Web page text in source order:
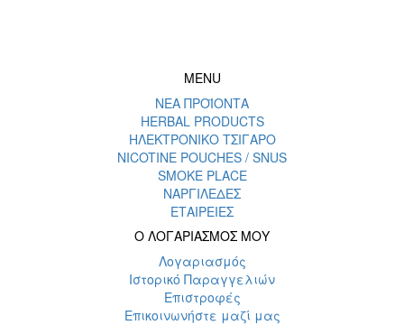
MENU
ΝΕΑ ΠΡΟΪΟΝΤΑ
HERBAL PRODUCTS
ΗΛΕΚΤΡΟΝΙΚΟ ΤΣΙΓΑΡΟ
NICOTINE POUCHES / SNUS
SMOKE PLACE
ΝΑΡΓΙΛΕΔΕΣ
ΕΤΑΙΡΕΙΕΣ
Ο ΛΟΓΑΡΙΑΣΜΟΣ ΜΟΥ
Λογαριασμός
Ιστορικό Παραγγελιών
Επιστροφές
Επικοινωνήστε μαζί μας